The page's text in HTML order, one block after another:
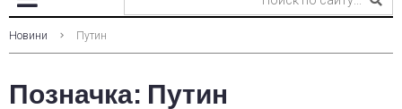
Новини Путин
Позначка: Путин